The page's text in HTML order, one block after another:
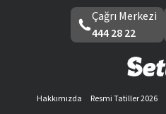
Çağrı Merkezi
444 28 22
Hakkımızda Resmi Tatiller 2026